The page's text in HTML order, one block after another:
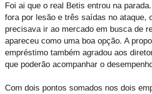
Foi ai que o real Betis entrou na
fora por lesão e três saídas no ataque,
precisava ir ao mercado em busca de
apareceu como uma boa opção. A
empréstimo também agradou aos
que poderão acompanhar o
Com dois pontos somados nos dois